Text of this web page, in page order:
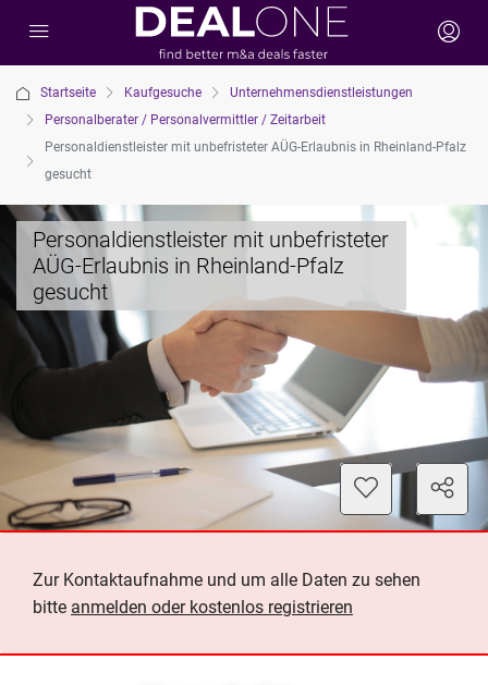
Startseite Kaufgesuche
Unternehmensdienstleistungen
Personalberater / Personalvermittler / Zeitarbeit
Personaldienstleister mit unbefristeter AÜG-Erlaubnis in Rheinland-Pfalz
gesucht
Personaldienstleister mit unbefristeter
AÜG-Erlaubnis in Rheinland-Pfalz
gesucht
Zur Kontaktaufnahme und um alle Daten zu sehen
bitte anmelden oder kostenlos registrieren